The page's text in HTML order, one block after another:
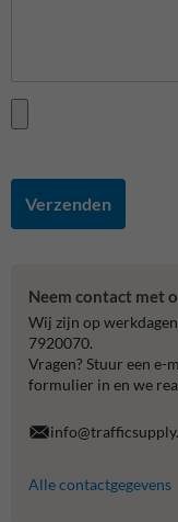
Verzenden
Neem contact met
Wij zijn op
7920070.
Vragen? Stuur een e-
formulier in en we
Alle contactgegevens